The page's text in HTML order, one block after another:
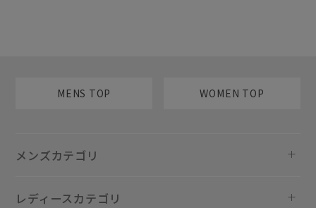
MENS TOP WOMEN TOP
メンズカテゴリ
レディースカテゴリ